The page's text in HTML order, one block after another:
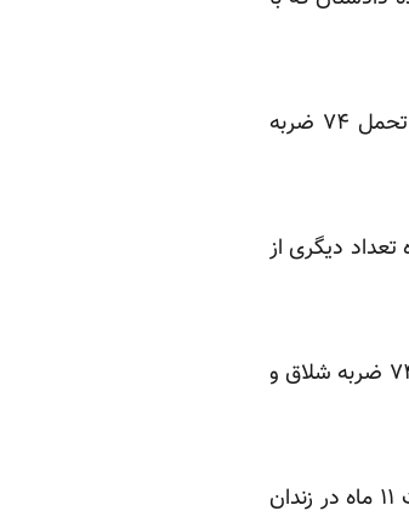
خانم جمشیدی با غیرقانونی توصیف کردن اجرای این حکم می‌افزاید: “متاسفانه با اینکه آقای عارف محکوم به تحمل ۷۴ ضربه
در آستانه راهپیمایی روز ۲۵ بهمن به همراه تعداد دیگری از
او سپس در دادگاهی به ریاست قاضی پیرعباس، درشعبه ۲۶ دادگاه انقلاب، به تحمل یک سال حبس تعزیری و ۷۴ ضربه شلاق و
همسر آقای عارف گفته است همسرش پیمان عارف بار اول روز ۲۸ خردادماه سال ۱۳۸۸ بازداشت شده و به مدت ۱۱ ماه در زندان